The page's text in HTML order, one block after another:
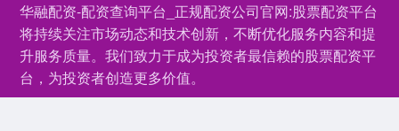
华融配资-配资查询平台_正规配资公司官网:股票配资平台
将持续关注市场动态和技术创新，不断优化服务内容和提
升服务质量。我们致力于成为投资者最信赖的股票配资平
台，为投资者创造更多价值。